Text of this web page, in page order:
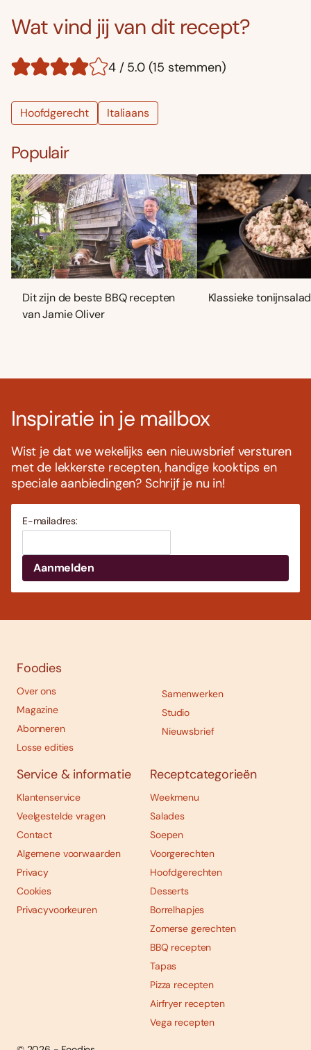
Wat vind jij van dit recept?
4 / 5.0 (15 stemmen)
Hoofdgerecht Italiaans
Populair
Dit zijn de beste BBQ recepten
van Jamie Oliver
Klassieke
Inspiratie in je mailbox
Wist je dat we wekelijks een nieuwsbrief versturen
met de lekkerste recepten, handige kooktips en
speciale aanbiedingen? Schrijf je nu in!
E-mailadres:
Foodies
Over ons
Magazine
Abonneren
Losse edities
Samenwerken
Studio
Nieuwsbrief
Service & informatie
Klantenservice
Veelgestelde vragen
Contact
Algemene voorwaarden
Privacy
Cookies
Privacyvoorkeuren
Receptcategorieën
Weekmenu
Salades
Soepen
Voorgerechten
Hoofdgerechten
Desserts
Borrelhapjes
Zomerse gerechten
BBQ recepten
Tapas
Pizza recepten
Airfryer recepten
Vega recepten